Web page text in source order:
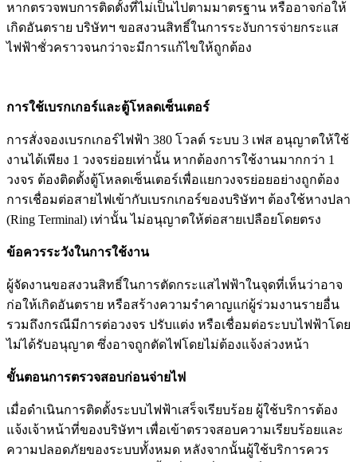
หากตรวจพบการติดตั้งที่ไม่เป็นไปตามมาตรฐาน หรืออาจก่อให้
เกิดอันตราย บริษัทฯ ขอสงวนสิทธิ์ในการระงับการจ่ายกระแส
ไฟฟ้าชั่วคราวจนกว่าจะมีการแก้ไขให้ถูกต้อง
การใช้เบรกเกอร์และตู้โหลดเซ็นเตอร์
การสั่งจองเบรกเกอร์ไฟฟ้า 380 โวลต์ ระบบ 3 เฟส อนุญาตให้ใช้
งานได้เพียง 1 วงจรย่อยเท่านั้น หากต้องการใช้งานมากกว่า 1
วงจร ต้องติดตั้งตู้โหลดเซ็นเตอร์เพื่อแยกวงจรย่อยอย่างถูกต้อง
การเชื่อมต่อสายไฟเข้ากับเบรกเกอร์ของบริษัทฯ ต้องใช้หางปลา
(Ring Terminal) เท่านั้น ไม่อนุญาตให้ต่อสายเปลือยโดยตรง
ข้อควรระวังในการใช้งาน
ผู้จัดงานขอสงวนสิทธิ์ในการตัดกระแสไฟฟ้าในจุดที่เห็นว่าอาจ
ก่อให้เกิดอันตราย หรือสร้างความรำคาญแก่ผู้ร่วมงานรายอื่น
รวมถึงกรณีมีการต่อวงจร ปรับแต่ง หรือเชื่อมต่อระบบไฟฟ้าโดย
ไม่ได้รับอนุญาต ซึ่งอาจถูกตัดไฟโดยไม่ต้องแจ้งล่วงหน้า
ขั้นตอนการตรวจสอบก่อนจ่ายไฟ
เมื่อดำเนินการติดตั้งระบบไฟฟ้าเสร็จเรียบร้อย ผู้ใช้บริการต้อง
แจ้งเจ้าหน้าที่ของบริษัทฯ เพื่อเข้าตรวจสอบความเรียบร้อยและ
ความปลอดภัยของระบบทั้งหมด หลังจากนั้นผู้ใช้บริการควร